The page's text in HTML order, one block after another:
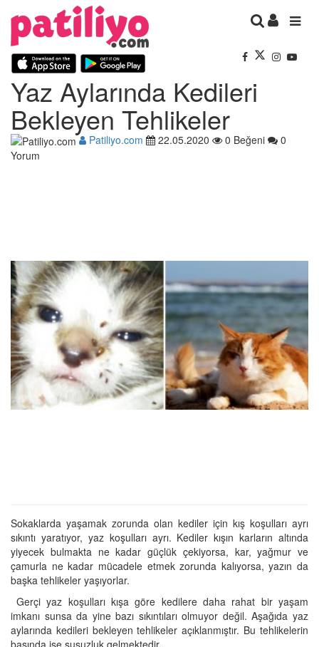
Yaz Aylarında Kedileri
Bekleyen Tehlikeler
Patiliyo.com 22.05.2020 0 Beğeni
0
Yorum
Sokaklarda yaşamak zorunda olan kediler için kış koşulları ayrı
sıkıntı yaratıyor, yaz koşulları ayrı. Kediler kışın karların altında
yiyecek bulmakta ne kadar güçlük çekiyorsa, kar, yağmur ve
çamurla ne kadar mücadele etmek zorunda kalıyorsa, yazın da
başka tehlikeler yaşıyorlar.
Gerçi yaz koşulları kışa göre kedilere daha rahat bir yaşam
imkanı sunsa da yine bazı sıkıntıları olmuyor değil. Aşağıda yaz
aylarında kedileri bekleyen tehlikeler açıklanmıştır. Bu tehlikelerin
başında ise susuzluk gelmektedir.